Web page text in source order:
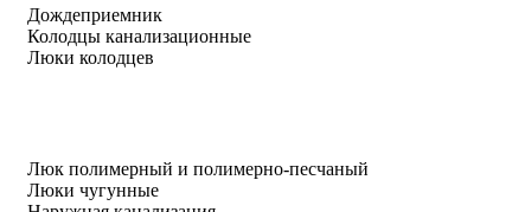
Дождеприемник
Колодцы канализационные
Люки колодцев
Люк полимерный и полимерно-песчаный
Люки чугунные